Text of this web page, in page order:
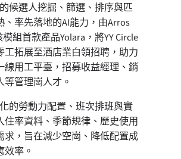
候選人挖掘、篩選、排序與匹
率先落地的AI能力，由Arros
組首款產品Yolara，將YY Circle
工拓展至酒店業白領招聘，助力
線用工平臺，招募收益經理、銷
管理崗人才。
的勞動力配置、班次排班與實
住率資料、季節規律、歷史使用
求，旨在減少空崗、降低配置成
率。